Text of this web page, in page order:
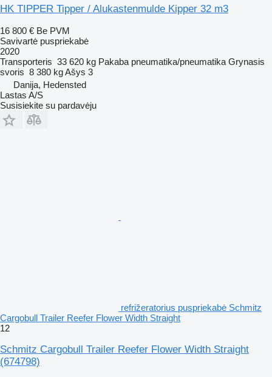
HK TIPPER Tipper / Alukastenmulde Kipper 32 m3
16 800 € Be PVM
Savivartė puspriekabė
2020
Transporteris 33 620 kg Pakaba pneumatika/pneumatika Grynasis
svoris 8 380 kgAšys 3
Danija, Hedensted
Lastas A/S
Susisiekite su pardavėju
refrižeratorius puspriekabė Schmitz
Cargobull Trailer Reefer Flower Width Straight
12
Schmitz Cargobull Trailer Reefer Flower Width Straight
(674798)